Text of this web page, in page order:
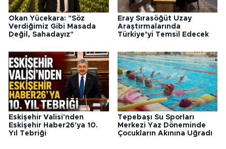
Okan Yücekara: "Söz
Verdiğimiz Gibi Masada
Değil, Sahadayız"
Eray Sırasöğüt Uzay
Araştırmalarında
Türkiye’yi Temsil Edecek
Eskişehir Valisi'nden
Eskişehir Haber26'ya 10.
Yıl Tebriği
Tepebaşı Su Sporları
Merkezi Yaz Döneminde
Çocukların Akınına Uğradı